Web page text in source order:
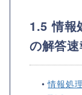
1.5 情報
の解答速
•情報処